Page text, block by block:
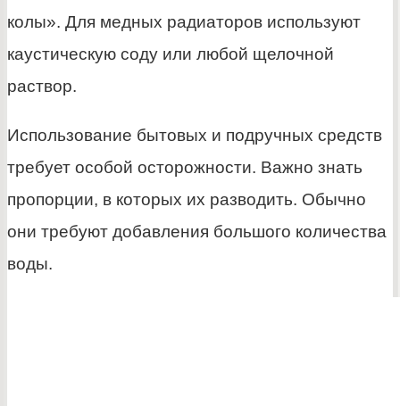
колы». Для медных радиаторов используют
каустическую соду или любой щелочной
раствор.
Использование бытовых и подручных средств
требует особой осторожности. Важно знать
пропорции, в которых их разводить. Обычно
они требуют добавления большого количества
воды.